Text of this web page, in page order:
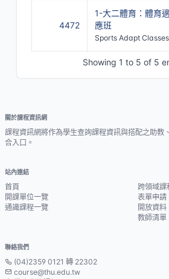
4472
1-大二體育：體育
應班
Sports Adapt Classes
Showing 1 to 5 of 5
關於課程資訊網
課程資訊網將作為學生查詢課程資訊與搭配之助教
合入口。
站內連結
首頁
開課單位一覽
通識課程一覽
跨領域課
表單申請
開放資料
教師清單
聯絡我們
(04)2359 0121 轉 22302
course@thu.edu.tw